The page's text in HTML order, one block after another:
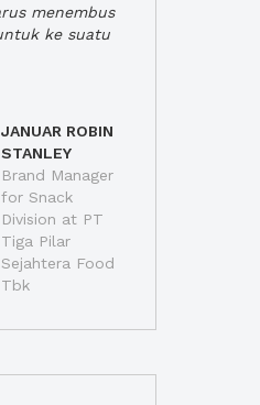
menembus
ke suatu
JANUAR ROBIN
STANLEY
Brand Manager
for Snack
Division at PT
Tiga Pilar
Sejahtera Food
Tbk